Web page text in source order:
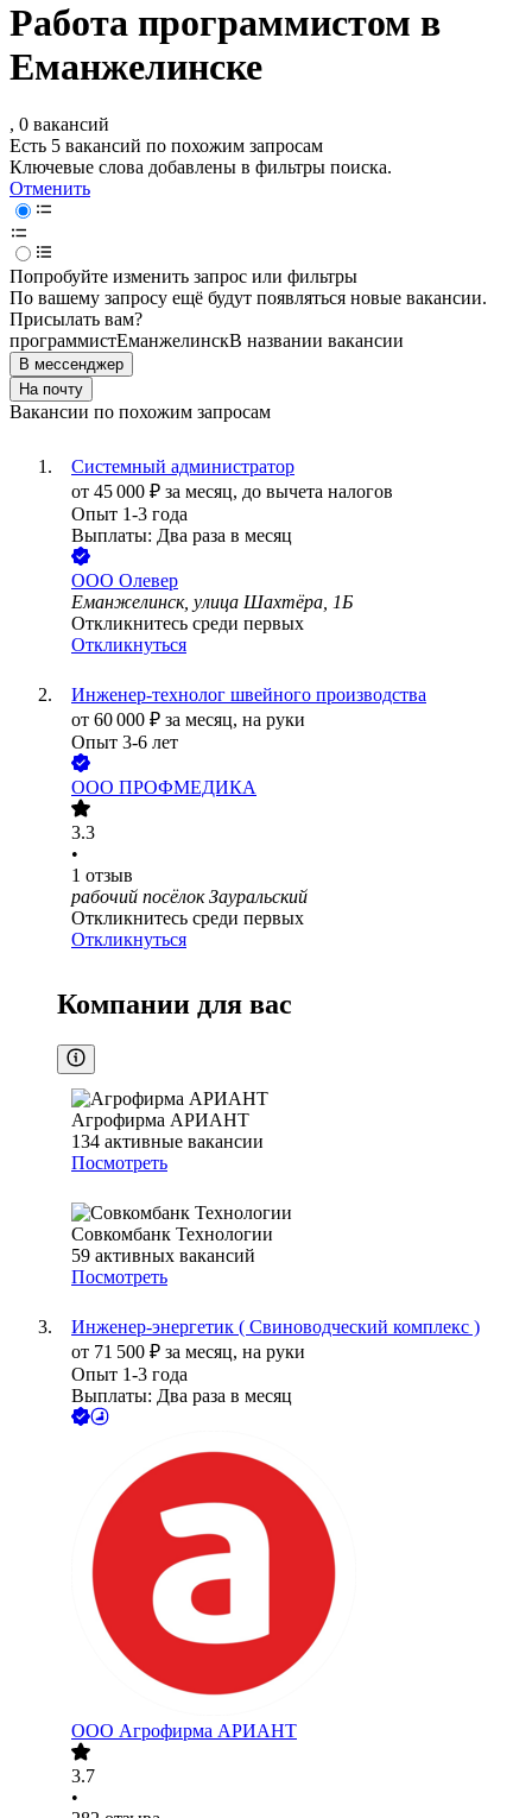
Работа программистом в
Еманжелинске
, 0 вакансий
Есть 5 вакансий по похожим запросам
Ключевые слова добавлены в фильтры поиска.
Отменить
Попробуйте изменить запрос или фильтры
По вашему запросу ещё будут появляться новые вакансии.
Присылать вам?
программистЕманжелинскВ названии вакансии
В мессенджер
На почту
Вакансии по похожим запросам
Системный администратор
от 45 000 ₽ за месяц, до вычета налогов
Опыт 1-3 года
Выплаты: Два раза в месяц
ООО Олевер
Еманжелинск, улица Шахтёра, 1Б
Откликнитесь среди первых
Откликнуться
Инженер-технолог швейного производства
от 60 000 ₽ за месяц, на руки
Опыт 3-6 лет
ООО ПРОФМЕДИКА
3.3
•
1 отзыв
рабочий посёлок Зауральский
Откликнитесь среди первых
Откликнуться
Компании для вас
Агрофирма АРИАНТ
134 активные вакансии
Посмотреть
Совкомбанк Технологии
59 активных вакансий
Посмотреть
Инженер-энергетик ( Свиноводческий комплекс )
от 71 500 ₽ за месяц, на руки
Опыт 1-3 года
Выплаты: Два раза в месяц
ООО Агрофирма АРИАНТ
3.7
•